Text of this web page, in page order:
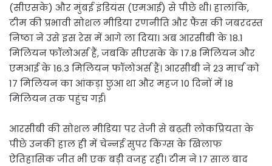
(सीएसके) और मुंबई इंडियंस (एमआई) से पीछे थी। हालांकि,
टीम की प्रभावी सोशल मीडिया रणनीति और फैंस की जबरदस्त
निष्ठा ने उसे इस रेस में आगे ला दिया। अब आरसीबी के 18.1
मिलियन फॉलोअर्स हैं, जबकि सीएसके के 17.8 मिलियन और
एमआई के 16.3 मिलियन फॉलोअर्स हैं। आरसीबी ने 23 मार्च को
17 मिलियन का आंकड़ा छुआ था और महज 10 दिनों में 18
मिलियन तक पहुंच गई।
आरसीबी की सोशल मीडिया पर तेजी से बढ़ती लोकप्रियता के
पीछे उनकी हाल ही में चेन्नई सुपर किंग्स के खिलाफ
ऐतिहासिक जीत भी एक बड़ी वजह रही। टीम ने 17 साल बाद